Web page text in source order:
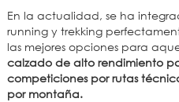
En la actualidad, se ha
running y trekking
las mejores opciones para
calzado de alto rendimiento
competiciones por rutas
por montaña.